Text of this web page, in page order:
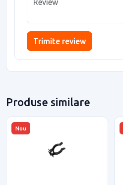
Trimite review
Produse similare
Nou